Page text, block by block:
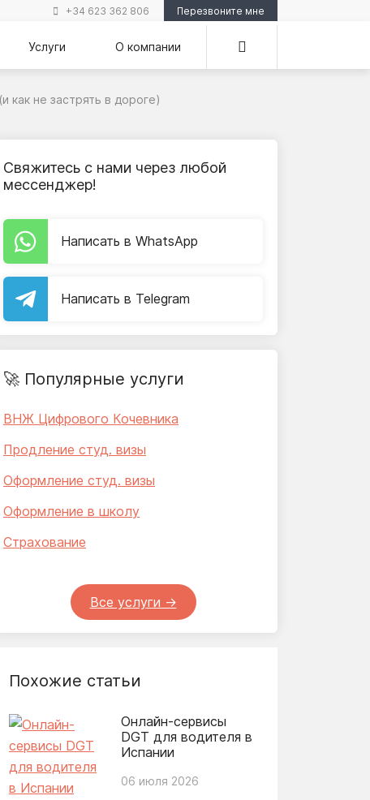
+34 623 362 806 Перезвоните мне
Услуги О компании
как не застрять в дороге)
Свяжитесь с нами через любой
мессенджер!
Написать в WhatsApp
Написать в Telegram
🚀 Популярные услуги
ВНЖ Цифрового Кочевника
Продление студ. визы
Оформление студ. визы
Оформление в школу
Страхование
Все услуги ->
Похожие статьи
Онлайн-сервисы
DGT для водителя в
Испании
06 июля 2026